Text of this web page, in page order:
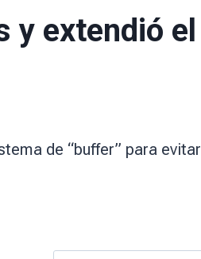
y extendió el
de “buffer” para evitar